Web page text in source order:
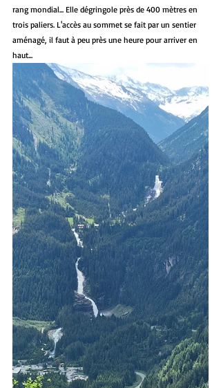
rang mondial... Elle dégringole près de 400 mètres en
trois paliers. L'accès au sommet se fait par un sentier
aménagé, il faut à peu près une heure pour arriver en
haut...